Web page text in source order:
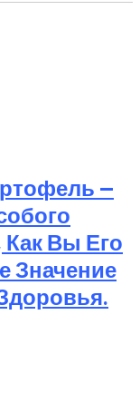
—
Вы Его
Значение